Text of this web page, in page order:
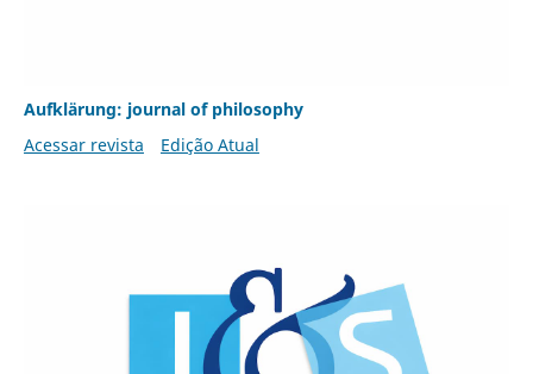
Aufklärung: journal of philosophy
Acessar revista
Edição Atual